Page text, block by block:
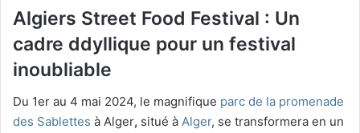
Algiers Street Food Festival : Un
cadre ddyllique pour un festival
inoubliable
Du 1er au 4 mai 2024, le magnifique parc de la promenade
des Sablettes à Alger, situé à Alger, se transformera en un